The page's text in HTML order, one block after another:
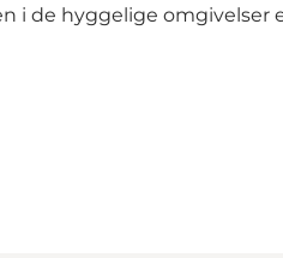
i de hyggelige omgivelser